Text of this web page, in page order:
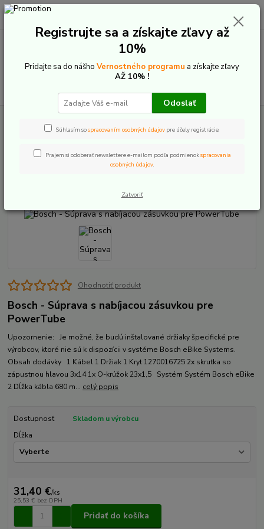
+421 907 20 22 33
0,00 €
PowerTube - príslušenstvo
Bosch - Súprava s nabíjacou zásuvkou pre
Bosch - Súprava s nabíjacou
Ohodnotiť produkt
Bosch - Súprava s nabíjacou zásuvkou pre
PowerTube
Upozornenie: Je možné, že budú inštalované držiaky špecifické pre
výrobcov, ktoré nie sú k dispozícii v systéme Bosch eBike Systems.
Obsah dodávky 1 Kábel 1 Držiak 1 Kryt 1270016725 2x skrutka so
zápustnou hlavou 3x14 1x O-krúžok 23x1,5 Systém Systém Bosch eBike
2 Dĺžka kábla 680 m... celý popis
Dostupnosť
Skladom u výrobcu
Dĺžka
31,40 €/ks
25,53 € bez DPH
Pridať do košíka
Registrujte sa a získajte zľavy až
10%
Pridajte sa do nášho Vernostného programu a získajte zľavy
AŽ 10% !
Odoslať
Súhlasím sospracovaním osobných údajov pre účely registrácie.
Prajem si odoberať newslettere e-mailom podľa podmienokspracovania
osobných údajov.
Zatvoriť